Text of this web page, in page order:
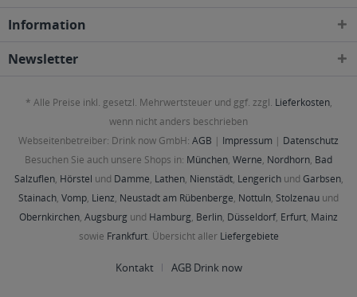
Information
Newsletter
* Alle Preise inkl. gesetzl. Mehrwertsteuer und ggf. zzgl. Lieferkosten,
wenn nicht anders beschrieben
Webseitenbetreiber: Drink now GmbH: AGB | Impressum | Datenschutz
Besuchen Sie auch unsere Shops in: München, Werne, Nordhorn, Bad
Salzuflen, Hörstel und Damme, Lathen, Nienstädt, Lengerichund Garbsen,
Stainach, Vomp, Lienz, Neustadt am Rübenberge, Nottuln, Stolzenau und
Obernkirchen, Augsburg und Hamburg, Berlin, Düsseldorf, Erfurt, Mainz
sowie Frankfurt. Übersicht aller Liefergebiete
Kontakt AGB Drink now